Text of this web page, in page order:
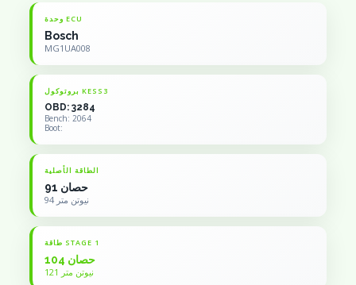
وحدة ECU
Bosch
MG1UA008
بروتوكول KESS3
OBD: 3284
Bench: 2064
Boot:
الطاقة الأصلية
91 حصان
94 نيوتن متر
طاقة STAGE 1
104 حصان
121 نيوتن متر